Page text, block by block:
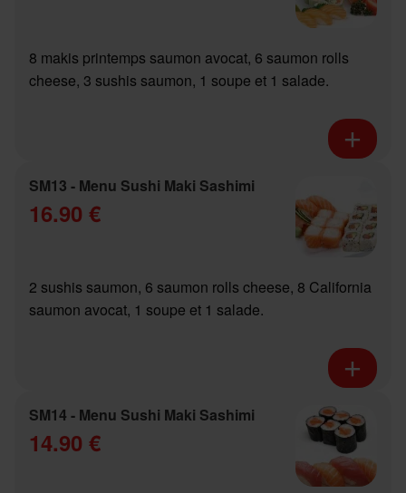
8 makis printemps saumon avocat, 6 saumon rolls
cheese, 3 sushis saumon, 1 soupe et 1 salade.
SM13 - Menu Sushi Maki Sashimi
16.90 €
2 sushis saumon, 6 saumon rolls cheese, 8 California
saumon avocat, 1 soupe et 1 salade.
SM14 - Menu Sushi Maki Sashimi
14.90 €